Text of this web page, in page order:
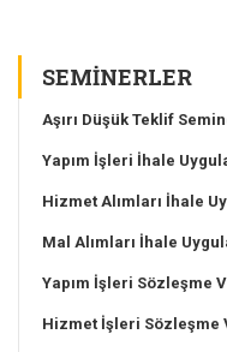
SEMINERLER
Aşırı Düşük Teklif
Yapım İşleri İhale
Hizmet Alımları İhale
Mal Alımları İhale
Yapım İşleri Sözleşme
Hizmet İşleri Sözleşme